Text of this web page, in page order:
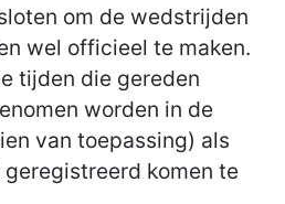
om de wedstrijden
wel officieel te maken.
tijden die gereden
worden in de
van toepassing) als
komen te